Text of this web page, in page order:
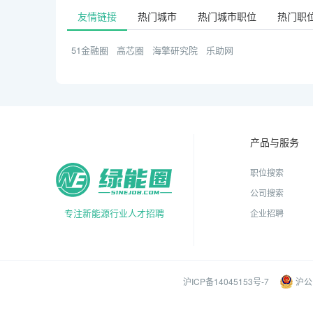
友情链接 热门城市 热门城市职位 热门职
51金融圈 高芯圈 海擎研究院 乐助网
专注新能源行业人才招聘
产品与服务
职位搜索
公司搜索
企业招聘
沪ICP备14045153号-7 沪